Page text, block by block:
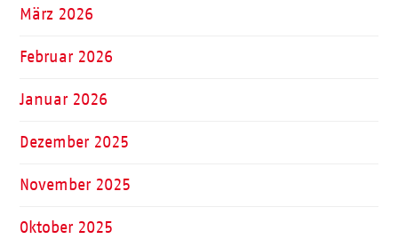
März 2026
Februar 2026
Januar 2026
Dezember 2025
November 2025
Oktober 2025